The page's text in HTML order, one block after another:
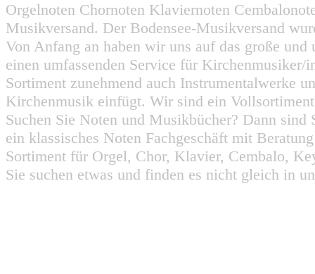
Orgelnoten Chornoten Klaviernoten
Musikversand. Der Bodensee-Musikversand
Von Anfang an haben wir uns auf das große
einen umfassenden Service für
Sortiment zunehmend auch Instrumentalwerke
Kirchenmusik einfügt. Wir sind ein
Suchen Sie Noten und Musikbücher? Dann
ein klassisches Noten Fachgeschäft mit
Sortiment für Orgel, Chor, Klavier, Cembalo,
Sie suchen etwas und finden es nicht gleich in